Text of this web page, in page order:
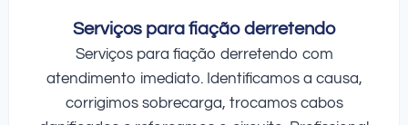
Serviços para fiação derretendo
Serviços para fiação derretendo com
atendimento imediato. Identificamos a causa,
corrigimos sobrecarga, trocamos cabos